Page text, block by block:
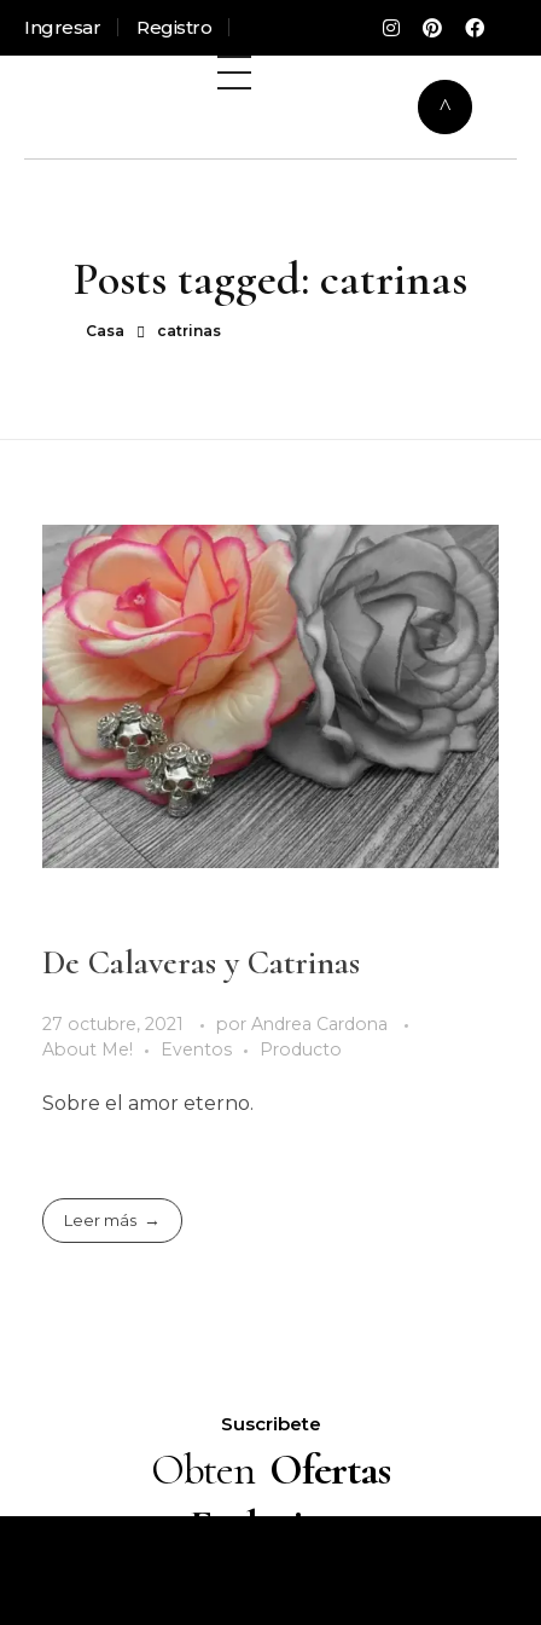
Ingresar Registro
Casa catrinas
Posts tagged: catrinas
De Calaveras y Catrinas
27 octubre, 2021 por Andrea Cardona
About Me!
Eventos Producto
Sobre el amor eterno.
Leer más
Suscribete
Obten Ofertas
Exclusivas